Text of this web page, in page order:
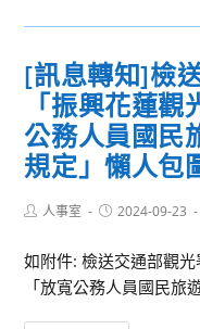
所
機
構
同
仁
或
學
踴
躍
碩
士
班
甄
試
入
招
生
轉
為
積
極
鼓
勵
公
同
仁
[訊息轉知]檢
「振興花蓮
公務人員國民
規定」懶人包
Post人事室
Post2024-09-23
如附件: 檢送交通部觀
「放寬公務人員國民旅